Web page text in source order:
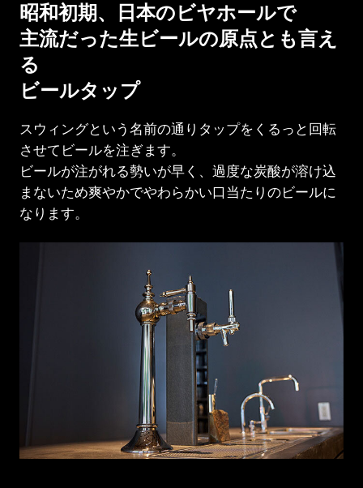
昭和初期、
日本のビヤホールで
主流だった生ビールの原点とも言え
る
ビールタップ
スウィングという名前の通りタップを くるっと回転
させてビールを注ぎます。
ビールが注がれる勢いが早く、 過度な炭酸が溶け込
まないため爽やかでやわらかい口当たりのビールに
なります。